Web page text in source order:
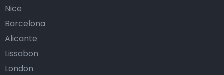
Nice
Barcelona
Alicante
Lissabon
London